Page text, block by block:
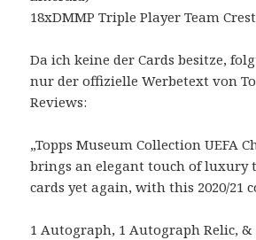
18xDMMP Triple Player Team
Da ich keine der Cards besitze,
nur der offizielle Werbetext von
Reviews:
„Topps Museum Collection UEFA
brings an elegant touch of luxury
cards yet again, with this 2020/21
1 Autograph, 1 Autograph Relic, &